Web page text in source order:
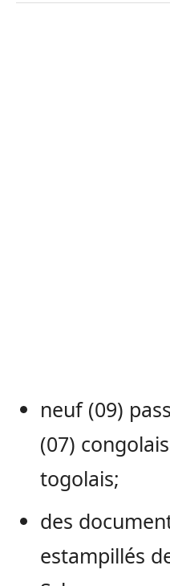
neuf (09)
(07)
togolais;
des
estampillés